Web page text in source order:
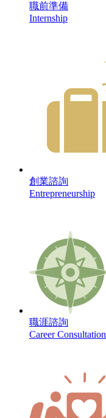
職前準備
Internship
創業諮詢
Entrepreneurship
職涯諮詢
Career Consultation